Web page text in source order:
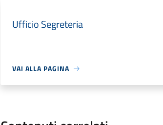
Ufficio Segreteria
VAI ALLA PAGINA